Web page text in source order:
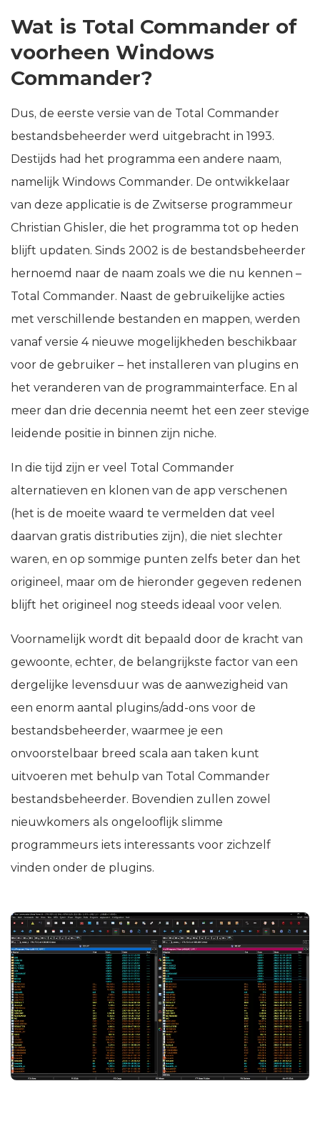
Wat is Total Commander of
voorheen Windows
Commander?
Dus, de eerste versie van de Total Commander
bestandsbeheerder werd uitgebracht in 1993.
Destijds had het programma een andere naam,
namelijk Windows Commander. De ontwikkelaar
van deze applicatie is de Zwitserse programmeur
Christian Ghisler, die het programma tot op heden
blijft updaten. Sinds 2002 is de bestandsbeheerder
hernoemd naar de naam zoals we die nu kennen –
Total Commander. Naast de gebruikelijke acties
met verschillende bestanden en mappen, werden
vanaf versie 4 nieuwe mogelijkheden beschikbaar
voor de gebruiker – het installeren van plugins en
het veranderen van de programmainterface. En al
meer dan drie decennia neemt het een zeer stevige
leidende positie in binnen zijn niche.
In die tijd zijn er veel Total Commander
alternatieven en klonen van de app verschenen
(het is de moeite waard te vermelden dat veel
daarvan gratis distributies zijn), die niet slechter
waren, en op sommige punten zelfs beter dan het
origineel, maar om de hieronder gegeven redenen
blijft het origineel nog steeds ideaal voor velen.
Voornamelijk wordt dit bepaald door de kracht van
gewoonte, echter, de belangrijkste factor van een
dergelijke levensduur was de aanwezigheid van
een enorm aantal plugins/add-ons voor de
bestandsbeheerder, waarmee je een
onvoorstelbaar breed scala aan taken kunt
uitvoeren met behulp van Total Commander
bestandsbeheerder. Bovendien zullen zowel
nieuwkomers als ongelooflijk slimme
programmeurs iets interessants voor zichzelf
vinden onder de plugins.